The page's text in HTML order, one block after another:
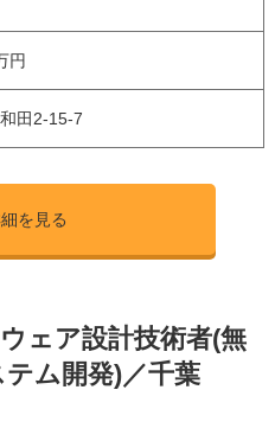
円
田2-15-7
を見る
ェア設計技術者(無
ム開発)／千葉